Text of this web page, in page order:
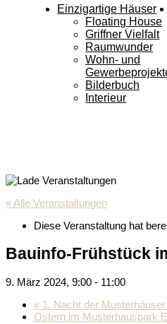
Einzigartige Häuser
Floating House
Griffner Vielfalt
Raumwunder
Wohn- und
Bilderbuch
Interieur
« Alle Veranstaltungen
Diese Veranstaltung hat
Bauinfo-Frühstück
9. März 2024, 9:00 - 11:00
« 1. Nacht der
Ostern im Musterhauspark